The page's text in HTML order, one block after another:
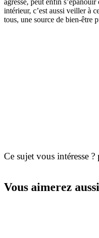
agressé, peut enfin
intérieur, c’est aussi veiller à
tous, une source de bien-être
Ce sujet vous intéresse ?
Vous aimerez aussi